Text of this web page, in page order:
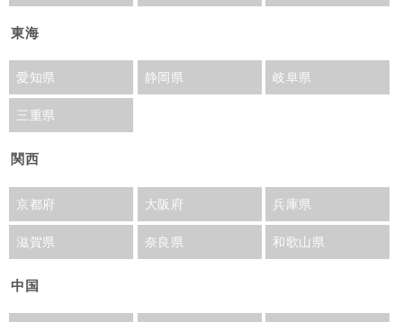
東海
愛知県 静岡県 岐阜県
三重県
関西
京都府 大阪府 兵庫県
滋賀県 奈良県 和歌山県
中国